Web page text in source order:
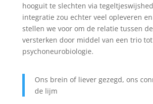
hooguit te slechten via
integratie zou echter veel opleveren
stellen we voor om de relatie tussen
versterken door middel van een trio tot
psychoneurobiologie.
Ons brein of liever gezegd, ons
de lijm